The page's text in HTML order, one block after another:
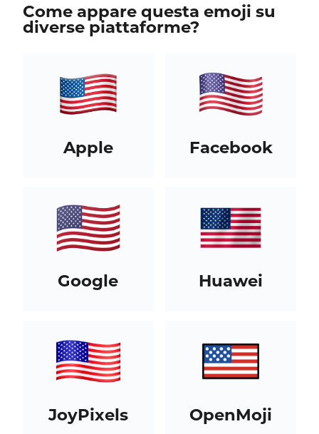
Come appare questa emoji su
diverse piattaforme?
Apple Facebook
Google Huawei
JoyPixels OpenMoji